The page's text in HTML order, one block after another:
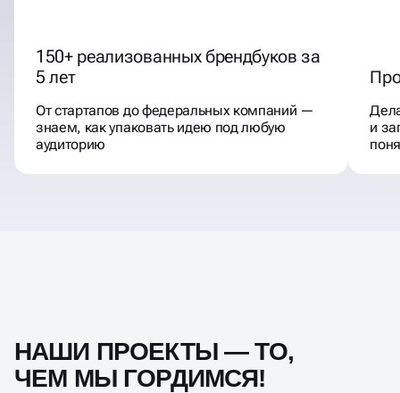
150+ реализованных брендбуков за
5 лет
От стартапов до федеральных компаний —
знаем, как упаковать идею под любую
аудиторию
и
НАШИ ПРОЕКТЫ — ТО,
ЧЕМ МЫ ГОРДИМСЯ!